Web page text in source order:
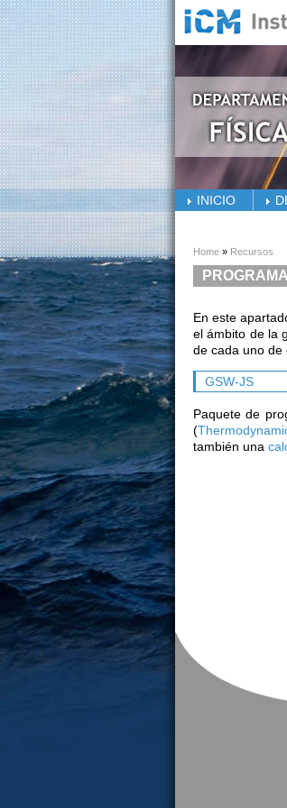
Skip to main content
INICIO
You are here
Home » Recursos
En este
el ámbito de la
de cada uno de
GSW-JS
Paquete de
(
también una